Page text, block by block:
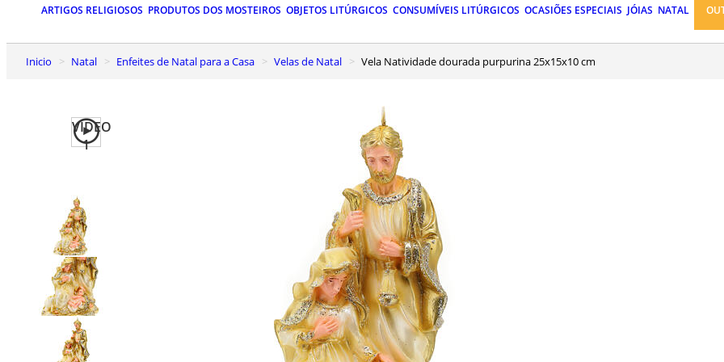
ARTIGOS RELIGIOSOS PRODUTOS DOS MOSTEIROS OBJETOS LITÚRGICOS CONSUMÍVEIS LITÚRGICOS OCASIÕES ESPECIAIS JÓIAS NATAL
Inicio Natal Enfeites de Natal para a Casa Velas de Natal Vela Natividade dourada purpurina 25x15x10 cm
VIDEO
1